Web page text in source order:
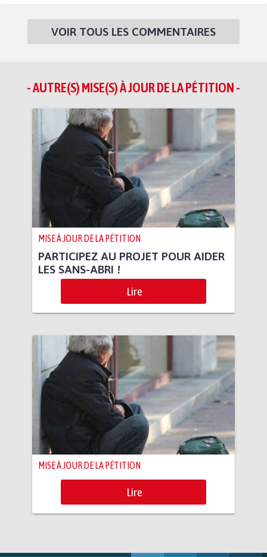
VOIR TOUS LES COMMENTAIRES
- AUTRE(S) MISE(S) À JOUR DE LA PÉTITION -
MISE À JOUR DE LA PÉTITION
PARTICIPEZ AU PROJET POUR AIDER
LES SANS-ABRI !
Lire
MISE À JOUR DE LA PÉTITION
Lire